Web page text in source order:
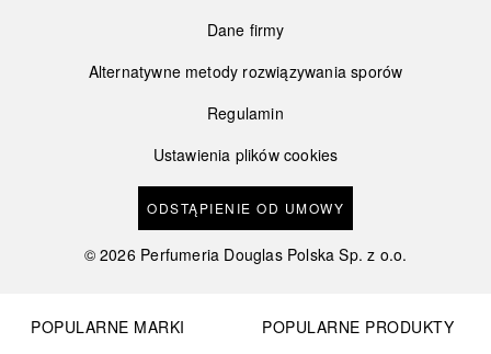
Dane firmy
Alternatywne metody rozwiązywania sporów
Regulamin
Ustawienia plików cookies
ODSTĄPIENIE OD UMOWY
©2026 Perfumeria Douglas Polska Sp. z o.o.
POPULARNE MARKI
POPULARNE PRODUKTY